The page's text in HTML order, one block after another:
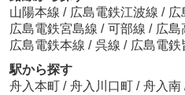
山陽本線 / 広島電鉄江波線 / 広
広島電鉄宮島線 / 可部線 / 広島
広島電鉄本線 / 呉線 / 広島電鉄
駅から探す
舟入本町 / 舟入川口町 / 舟入南